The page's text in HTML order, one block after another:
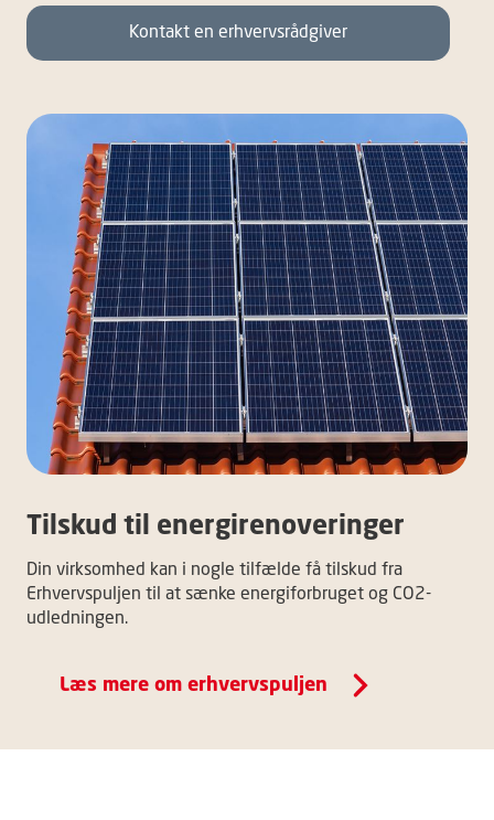
Kontakt en erhvervsrådgiver
Tilskud til energirenoveringer
Din virksomhed kan i nogle tilfælde få tilskud fra
Erhvervspuljen til at sænke energiforbruget og CO2-
udledningen.
Læs mere om erhvervspuljen